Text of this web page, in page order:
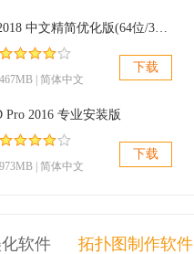
AutoCAD2018 中文精简优化版(64位/32位)
467MB | 简体中文
下载
Pro 2016 专业安装版
973MB | 简体中文
下载
软件 拓扑图制作软件